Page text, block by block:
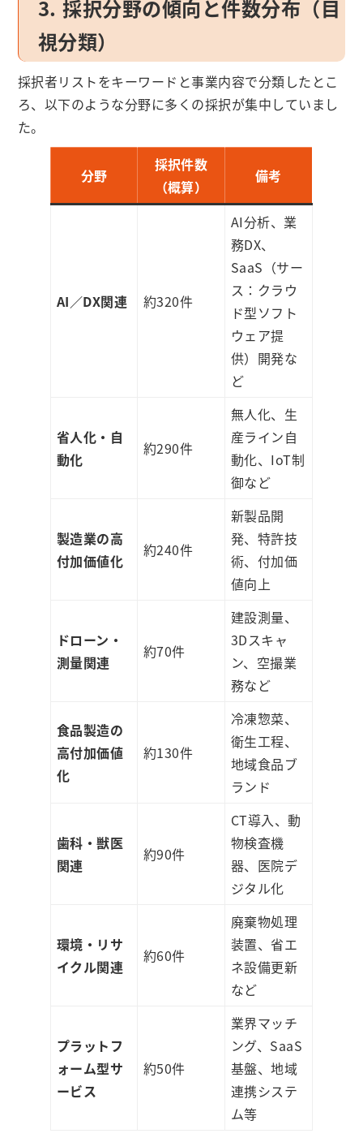
3. 採択分野の傾向と件数分布（目
視分類）
採択者リストをキーワードと事業内容で分類したとこ
ろ、以下のような分野に多くの採択が集中していまし
た。
分野
採択件数
（概算）
備考
AI／DX関連 約320件
AI分析、業
務DX、
SaaS（サー
ス：クラウ
ド型ソフト
ウェア提
供）開発な
ど
省人化・自
動化
約290件
無人化、生
産ライン自
動化、IoT制
御など
製造業の高
付加価値化
約240件
新製品開
発、特許技
術、付加価
値向上
ドローン・
測量関連
約70件
建設測量、
3Dスキャ
ン、空撮業
務など
食品製造の
高付加価値
化
約130件
冷凍惣菜、
衛生工程、
地域食品ブ
ランド
歯科・獣医
関連
約90件
CT導入、動
物検査機
器、医院デ
ジタル化
環境・リサ
イクル関連
約60件
廃棄物処理
装置、省エ
ネ設備更新
など
プラットフ
ォーム型サ
ービス
約50件
業界マッチ
ング、SaaS
基盤、地域
連携システ
ム等